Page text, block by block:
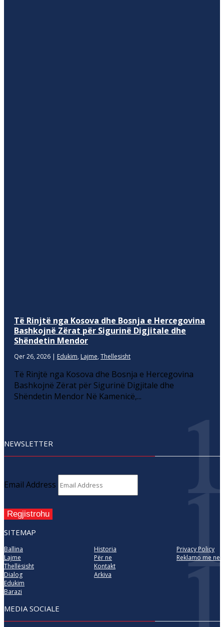
Të Rinjtë nga Kosova dhe Bosnja e Hercegovina
Bashkojnë Zërat për Sigurinë Digjitale dhe
Shëndetin Mendor
Qer 26, 2026 | Edukim, Lajme, Thellesisht
Të Rinjtë nga Kosova dhe Bosnja e Hercegovina
Bashkojnë Zërat për Sigurinë Digjitale dhe
Shëndetin Mendor Në Kamenicë,...
NEWSLETTER
Email Address
Regjistrohu
SITEMAP
Ballina
Lajme
Thellësisht
Dialog
Edukim
Barazi
Historia
Për ne
Kontakt
Arkiva
Privacy Policy
Reklamo me ne
MEDIA SOCIALE